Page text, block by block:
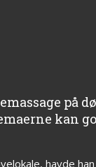
på
kan
havde